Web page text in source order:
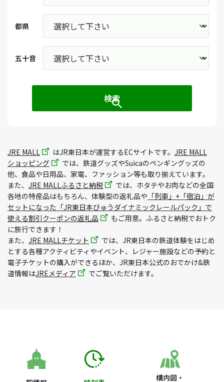
都県
五十音
JRE MALL はJR東日本が運営するECサイトです。 JRE MALL
ショッピング
では、鉄道グッズやSuicaのペンギングッズの
他、食品や日用品、家電、ファッション等も取り揃えています。
また、 JRE MALLふるさと納税
では、ホタテやお肉などの全国
各地の特産品はもちろん、体験型の返礼品や 「列車」+「宿泊」が
セットになった「JR東日本びゅうダイナミックレールパック」で
使える割引クーポンの返礼品
もご用意。ふるさと納税でおトク
に旅行できます！
また、 JRE MALLチケット
では、JR東日本の鉄道体験をはじめ
とする各種アクティビティやイベント、レジャー施設などの予約と
電子チケットの購入ができるほか、JR東日本公式のおでかけ&鉄
道情報はJREメディア でご覧いただけます。
構内図・